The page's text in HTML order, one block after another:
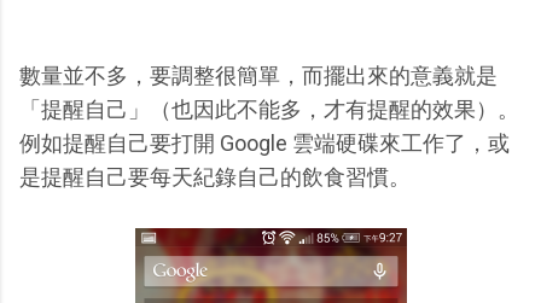
數量並不多，要調整很簡單，而擺出來的意義就是
「提醒自己」（也因此不能多，才有提醒的效果）。
例如提醒自己要打開 Google 雲端硬碟來工作了，或
是提醒自己要每天紀錄自己的飲食習慣。